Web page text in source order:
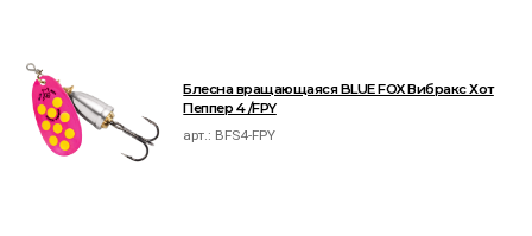
Блесна вращающаяся BLUE FOX Вибракс Хот
Пеппер 4 /FPY
арт.: BFS4-FPY